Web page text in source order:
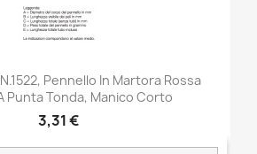
Pennello In Martora Rossa
Punta Tonda, Manico Corto
3,31 €